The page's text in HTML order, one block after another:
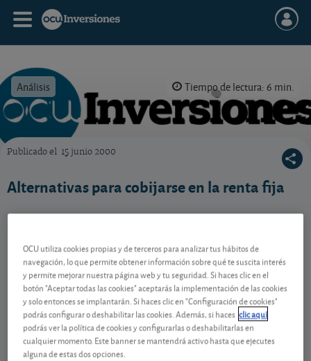
Análisis Tiempo de lectura: 6 min.
Publicado el 15 junio 2000
Alternativas para cobijarse en la renta fija
Contenido reservado a SOCIOS
Gestiona tu dinero con visión
experta
y consigue que cada euro trabaje
para ti
OCU utiliza cookies propias y de terceros para analizar tus hábitos de
navegación, lo que permite obtener información sobre qué te suscita interés
y permite mejorar nuestra página web y tu seguridad. Si haces clic en el
botón "Aceptar todas las cookies" aceptarás la implementación de las cookies
y solo entonces se implantarán. Si haces clic en "Configuración de cookies"
podrás configurar o deshabilitar las cookies. Además, si haces clic aquí
podrás ver la política de cookies y configurarlas o deshabilitarlas en
cualquier momento. Este banner se mantendrá activo hasta que ejecutes
alguna de estas dos opciones.